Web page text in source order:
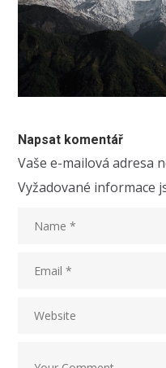
Napsat komentář
Vaše e-mailová adresa
Vyžadované informace